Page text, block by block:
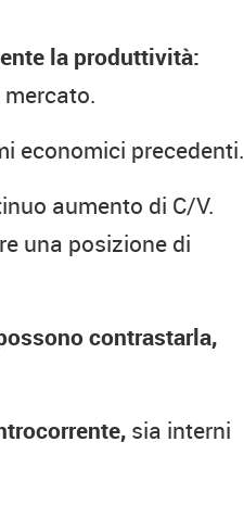
la produttività:
economici precedenti.
aumento di C/V.
una posizione di
contrastarla,
sia interni